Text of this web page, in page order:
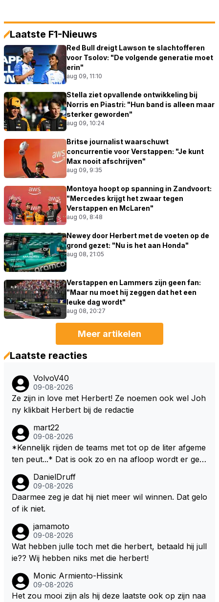
Laatste F1-Nieuws
Red Bull dreigt Lawson te slachtofferen
voor Tsolov: "De volgende generatie moet
erin"
aug 09, 11:10
Stella ziet opvallende ontwikkeling bij
Norris en Piastri: "Hun band is alleen maar
sterker geworden"
aug 09, 10:24
Britse journalist waarschuwt
concurrentie voor Verstappen: "Je kunt
Max nooit afschrijven"
aug 09, 9:35
Montoya hoopt op spanning in Zandvoort:
"Mercedes krijgt het zwaar tegen
Verstappen en McLaren"
aug 09, 8:48
Newey door Herbert met de voeten op de
grond gezet: "Nu is het aan Honda"
aug 08, 21:05
Verstappen en Lammers zijn geen fan:
"Maar nu moet hij zeggen dat het een
leuke dag wordt"
aug 08, 20:27
Meer artikelen
Laatste reacties
VolvoV40
09-08-2026
Ze zijn in love met Herbert! Ze noemen ook wel Joh
ny klikbait Herbert bij de redactie
mart22
09-08-2026
*Kennelijk rijden de teams met tot op de liter afgeme
ten peut...* Dat is ook zo en na afloop wordt er gec
zitten. Om die reden is Vettel ooit gediskwalificeerd. J
e hoort soms ook wel eens dat ze brandstoof moete
n sparen als de race engineer denkt dat ze die ene li
door die 1 liter te verhogen naar bijv. 5 liter en dan di
e ronden achter SC niet mee te tellen. Na x ronden
SC moet er na afloop niet nog 5 maar x liter inzitten.
DanielDruff
09-08-2026
Daarmee zeg je dat hij niet meer wil winnen. Dat gelo
of ik niet.
jamamoto
09-08-2026
Wat hebben julle toch met die herbert, betaald hij jull
ie?? Wij hebben niks met die herbert!
Monic Armiento-Hissink
09-08-2026
Het zou mooi zijn als hij deze laatste ook op zijn naa